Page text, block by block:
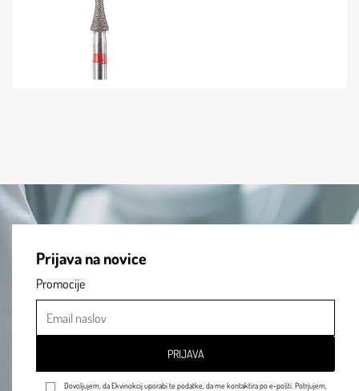
Prijava na novice
Promocije
PRIJAVA
Dovoljujem, da Ekvinokcij uporabi te podatke, da me kontaktira po e-pošti. Potrjujem,